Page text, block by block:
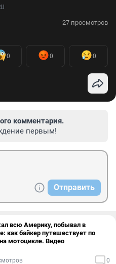
27 просмотров
0 0 0
комментария.
первым!
Отправить
всю Америку, побывал в
как байкер путешествует по
мотоцикле. Видео
0